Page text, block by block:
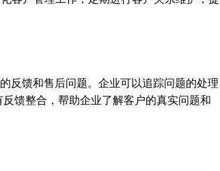
反馈和售后问题。企业可以追踪问题的处理
馈整合，帮助企业了解客户的真实问题和